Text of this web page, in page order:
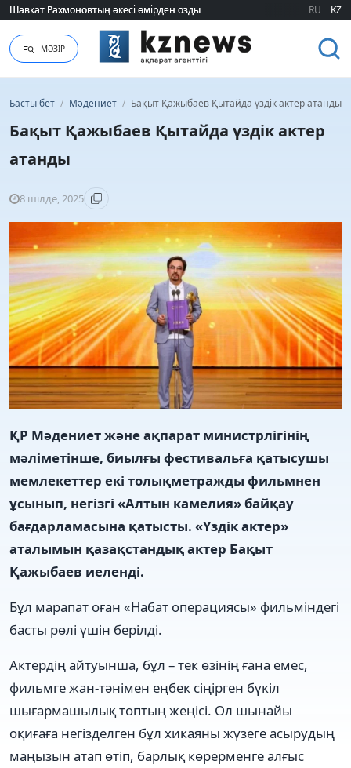
Шавкат Рахмоновтың әкесі өмірден озды
Шавкат Рахмоновтың әкесі өмірден озды RU KZ
МӘЗІР
Басты бет / Мәдениет / Бақыт Қажыбаев Қытайда үздік актер атанды
Бақыт Қажыбаев Қытайда үздік актер
атанды
8 шілде, 2025
ҚР Мәдениет және ақпарат министрлігінің
мәліметінше, биылғы фестивальға қатысушы
мемлекеттер екі толықметражды фильмнен
ұсынып, негізгі «Алтын камелия» байқау
бағдарламасына қатысты. «Үздік актер»
аталымын қазақстандық актер Бақыт
Қажыбаев иеленді.
Бұл марапат оған «Набат операциясы» фильміндегі
басты рөлі үшін берілді.
Актердің айтуынша, бұл – тек өзінің ғана емес,
фильмге жан-тәнімен еңбек сіңірген бүкіл
шығармашылық топтың жеңісі. Ол шынайы
оқиғаға негізделген бұл хикаяны жүзеге асырудың
маңызын атап өтіп, барлық көрерменге алғыс